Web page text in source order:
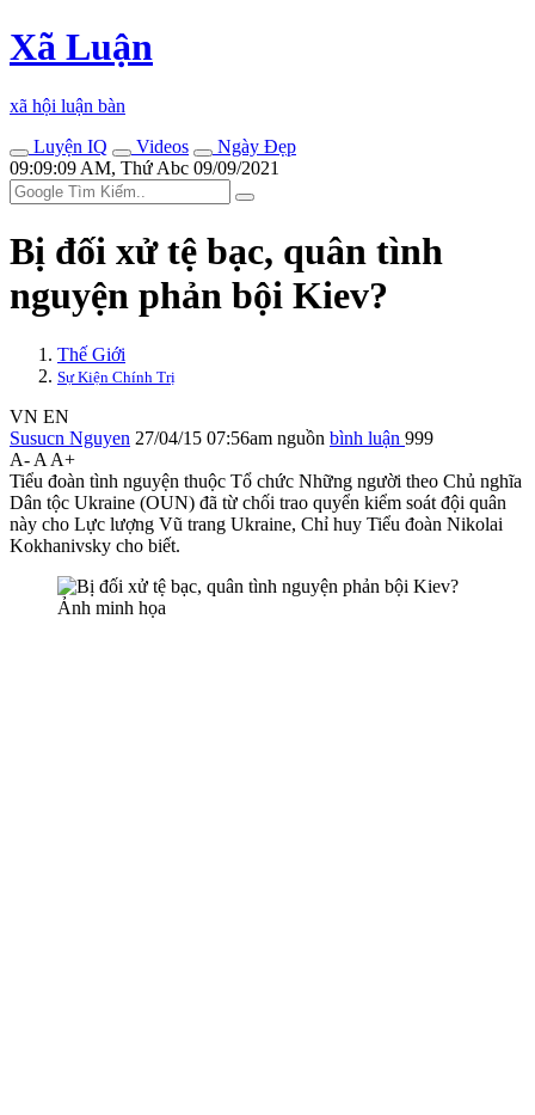
Xã Luận
xã hội luận bàn
Luyện IQ
Videos
Ngày Đẹp
09:09:09 AM, Thứ Abc 09/09/2021
Bị đối xử tệ bạc, quân tình
nguyện phản bội Kiev?
Thế Giới
Sự Kiện Chính Trị
VN EN
Susucn Nguyen 27/04/15 07:56am nguồn bình luận 999
A- A A+
Tiểu đoàn tình nguyện thuộc Tổ chức Những người theo Chủ nghĩa
Dân tộc Ukraine (OUN) đã từ chối trao quyển kiểm soát đội quân
này cho Lực lượng Vũ trang Ukraine, Chỉ huy Tiểu đoàn Nikolai
Kokhanivsky cho biết.
Ảnh minh họa